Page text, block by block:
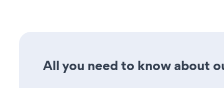
All you need to know about